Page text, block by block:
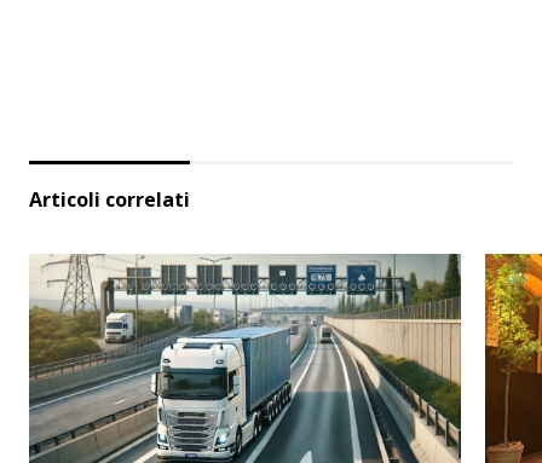
Articoli correlati